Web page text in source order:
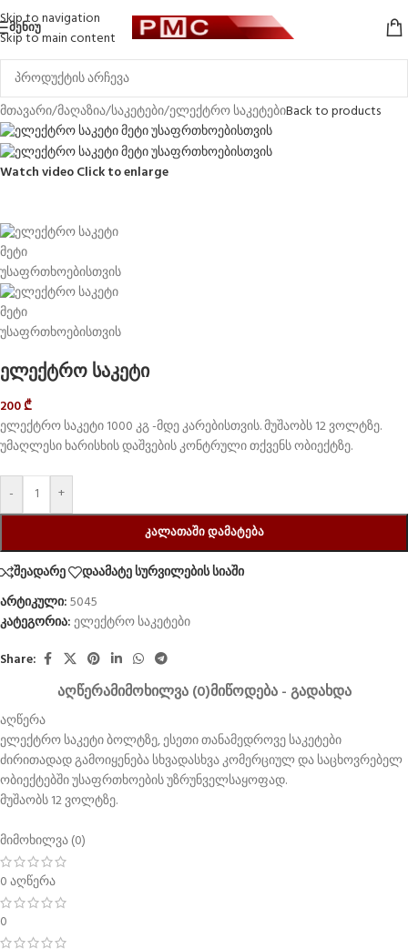
Skip to navigation
Skip to main content
ᲛᲔᲜᲘᲣ
მთავარი/მაღაზია/საკეტები/ელექტრო საკეტებიBack to products
Watch videoClick to enlarge
ელექტრო საკეტი
200₾
ელექტრო საკეტი 1000 კგ -მდე კარებისთვის. მუშაობს 12 ვოლტზე.
უმაღლესი ხარისხის დაშვების კონტრული თქვენს ობიექტზე.
- +
ᲙᲐᲚᲐᲗᲐᲨᲘ ᲓᲐᲛᲐᲢᲔᲑᲐ
შეადარე
დაამატე სურვილების სიაში
არტიკული:5045
კატეგორია:ელექტრო საკეტები
Share:
ᲐᲦᲬᲔᲠᲐᲛᲘᲛᲝᲮᲘᲚᲕᲐ (0)ᲛᲘᲬᲝᲓᲔᲑᲐ - ᲒᲐᲓᲐᲮᲓᲐ
აღწერა
ელექტრო საკეტი ბოლტზე, ესეთი თანამედროვე საკეტები
ძირითადად გამოიყენება სხვადასხვა კომერციულ და საცხოვრებელ
ობიექტებში უსაფრთხოების უზრუნველსაყოფად.
მუშაობს 12 ვოლტზე.
მიმოხილვა (0)
0 აღწერა
0